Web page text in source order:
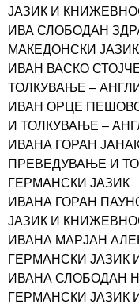
ЈАЗИК И
ИВА СЛОБОДАН
МАКЕДОНСКИ ЈАЗИК
ИВАН ВАСКО
ТОЛКУВАЊЕ –
ИВАН ОРЦЕ
И ТОЛКУВАЊЕ –
ИВАНА ГОРАН
ПРЕВЕДУВАЊЕ И
ГЕРМАНСКИ ЈАЗИК
ИВАНА ГОРАН
ЈАЗИК И
ИВАНА МАРЈАН
ГЕРМАНСКИ ЈАЗИК
ИВАНА СЛОБОДАН
ГЕРМАНСКИ ЈАЗИК